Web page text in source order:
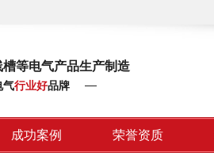
等电气产品生产制造
气行业好品牌
成功案例 荣誉资质